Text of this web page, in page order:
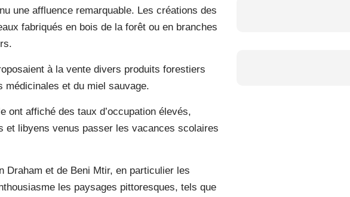
une affluence remarquable. Les créations des
fabriqués en bois de la forêt ou en branches
à la vente divers produits forestiers
médicinales et du miel sauvage.
ont affiché des taux d’occupation élevés,
et libyens venus passer les vacances scolaires
Draham et de Beni Mtir, en particulier les
les paysages pittoresques, tels que